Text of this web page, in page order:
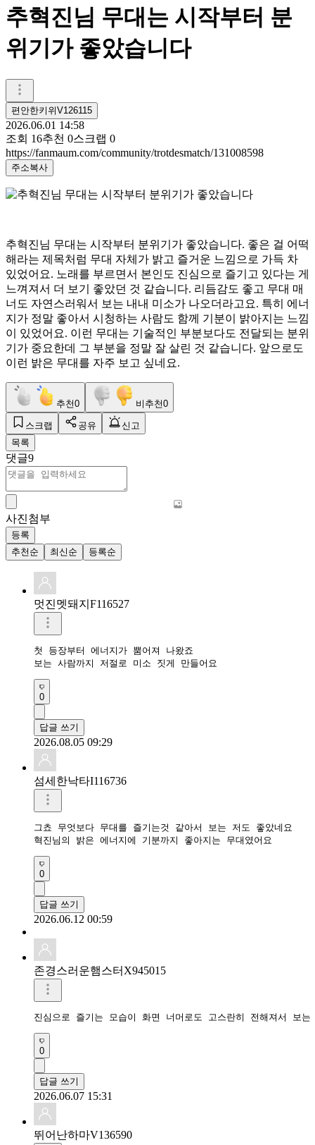
추혁진님 무대는 시작부터 분
위기가 좋았습니다
편안한키위V126115
2026.06.01 14:58
조회 16추천 0스크랩 0
https://fanmaum.com/community/trotdesmatch/131008598
주소복사
추혁진님 무대는 시작부터 분위기가 좋았습니다. 좋은 걸 어떡
해라는 제목처럼 무대 자체가 밝고 즐거운 느낌으로 가득 차
있었어요. 노래를 부르면서 본인도 진심으로 즐기고 있다는 게
느껴져서 더 보기 좋았던 것 같습니다. 리듬감도 좋고 무대 매
너도 자연스러워서 보는 내내 미소가 나오더라고요. 특히 에너
지가 정말 좋아서 시청하는 사람도 함께 기분이 밝아지는 느낌
이 있었어요. 이런 무대는 기술적인 부분보다도 전달되는 분위
기가 중요한데 그 부분을 정말 잘 살린 것 같습니다. 앞으로도
이런 밝은 무대를 자주 보고 싶네요.
추천0 비추천0
스크랩 공유
신고
목록
댓글9
사진첨부
등록
추천순
최신순 등록순
멋진멧돼지F116527
첫 등장부터 에너지가 뿜어져 나왔죠
보는 사람까지 저절로 미소 짓게 만들어요
0
답글 쓰기
2026.08.05 09:29
섬세한낙타I116736
그쵸 무엇보다 무대를 즐기는것 같아서 보는 저도 좋았네요
혁진님의 밝은 에너지에 기분까지 좋아지는 무대였어요
0
답글 쓰기
2026.06.12 00:59
존경스러운햄스터X945015
진심으로 즐기는 모습이 화면 너머로도 고스란히 전해져서
0
답글 쓰기
2026.06.07 15:31
뛰어난하마V136590